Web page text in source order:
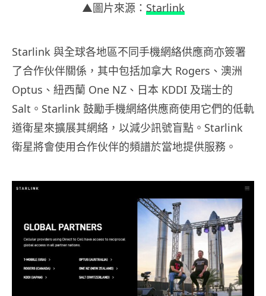
▲圖片來源： Starlink
Starlink 與全球各地區不同手機網絡供應商亦簽署
了合作伙伴關係，其中包括加拿大 Rogers、澳洲
Optus、紐西蘭 One NZ、日本 KDDI 及瑞士的
Salt。Starlink 鼓勵手機網絡供應商使用它們的低軌
道衛星來擴展其網絡，以減少訊號盲點。Starlink
衛星將會使用合作伙伴的頻譜於當地提供服務。